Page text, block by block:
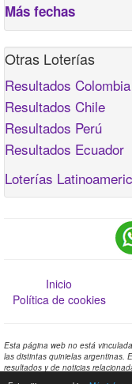
Más fechas
Otras Loterías
Resultados Colombia
Resultados Chile
Resultados Perú
Resultados Ecuador
Loterías
Inicio
Política de cookies
Esta página web no está
las distintas quinielas argentinas.
resultados y de noticias
comprobar los resultados